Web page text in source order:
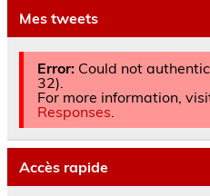
Mes tweets
Error:Could not
32).
For more information,
Responses
Accès rapide